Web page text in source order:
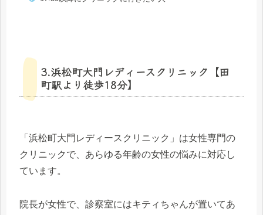
3.浜松町大門レディースクリニック【田
町駅より徒歩18分】
「浜松町大門レディースクリニック」は女性専門の
クリニックで、あらゆる年齢の女性の悩みに対応し
ています。
院長が女性で、診察室にはキティちゃんが置いてあ